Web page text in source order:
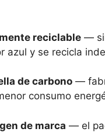
reciclable —
azul y se recicla
de carbono —
consumo
de marca — el